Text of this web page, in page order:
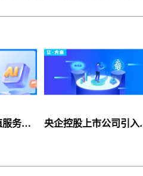
务上
央企控股上市公司引入